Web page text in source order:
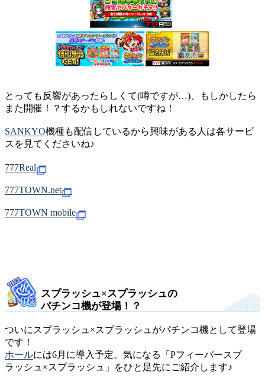
とっても反響があったらしくて(噂ですが…)、もしかしたら
また開催！？するかもしれないですね！
SANKYO機種も配信しているから興味がある人は各サービ
スを見てくださいね♪
777Real
777TOWN.net
777TOWN mobile
スプラッシュ×スプラッシュの
パチンコ機が登場！？
ついにスプラッシュ×スプラッシュがパチンコ機として登場
です！
ホールには6月に導入予定。気になる「Pフィーバースプ
ラッシュ×スプラッシュ」をひと足先にご紹介します♪